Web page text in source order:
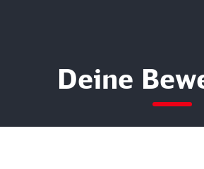
Deine